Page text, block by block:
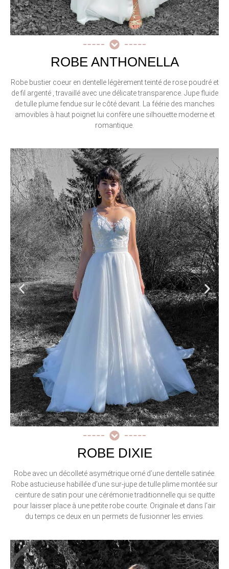
ROBE ANTHONELLA
Robe bustier coeur en dentelle légèrement teinté de rose poudré et
de fil argenté , travaillé avec une délicate transparence. Jupe fluide
de tulle plume fendue sur le côté devant. La féérie des manches
amovibles à haut poignet lui confère une silhouette moderne et
romantique.
ROBE DIXIE
Robe avec un décolleté asymétrique orné d’une dentelle satinée.
Robe astucieuse habillée d’une sur-jupe de tulle plime montée sur
ceinture de satin pour une cérémonie traditionnelle qui se quitte
pour laisser place à une petite robe courte. Originale et dans l’air
du temps ce deux en un permets de fusionner les envies.